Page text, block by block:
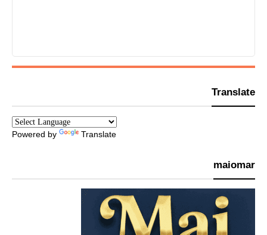
Translate
Powered by Translate
maiomar